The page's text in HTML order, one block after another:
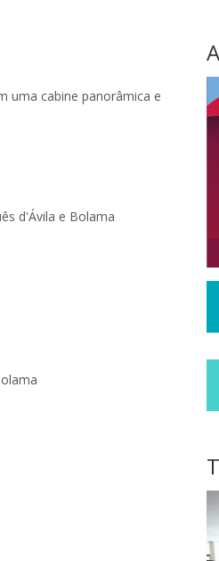
uma cabine panorâmica e
d'Ávila e Bolama